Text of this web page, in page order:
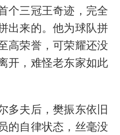
个三冠王奇迹，完全
出来的。他为球队拼
高荣誉，可荣耀还没
开，难怪老东家如此
多夫后，樊振东依旧
的自律状态，丝毫没